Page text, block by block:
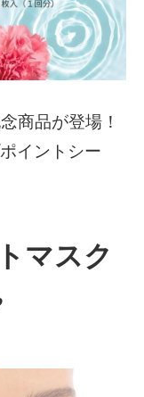
商品が登場！
イントシー
マスク